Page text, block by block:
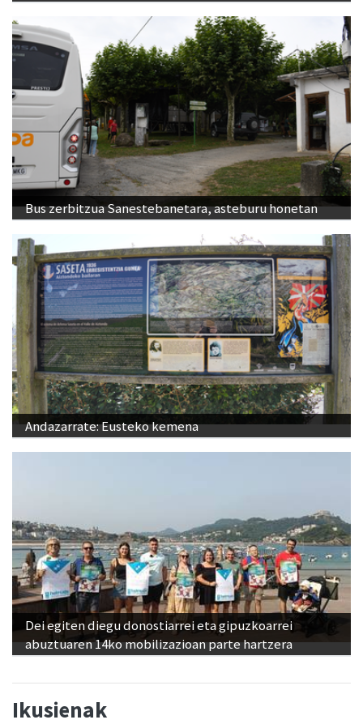
Bus zerbitzua Sanestebanetara, asteburu honetan
Andazarrate: Eusteko kemena
Dei egiten diegu donostiarrei eta gipuzkoarrei
abuztuaren 14ko mobilizazioan parte hartzera
Ikusienak